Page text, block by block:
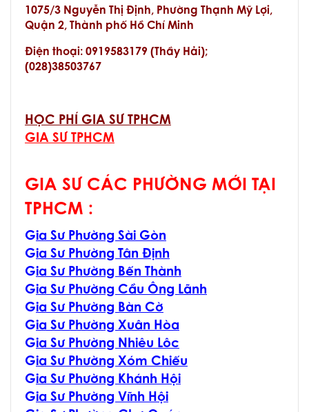
1075/3 Nguyễn Thị Định, Phường Thạnh Mỹ Lợi,
Quận 2, Thành phố Hồ Chí Minh
Điện thoại: 0919583179 (Thầy Hải);
(028)38503767
HỌC PHÍ GIA SƯ TPHCM
GIA SƯ TPHCM
GIA SƯ CÁC PHƯỜNG MỚI TẠI
TPHCM :
Gia Sư Phường Sài Gòn
Gia Sư Phường Tân Định
Gia Sư Phường Bến Thành
Gia Sư Phường Cầu Ông Lãnh
Gia Sư Phường Bàn Cờ
Gia Sư Phường Xuân Hòa
Gia Sư Phường Nhiêu Lôc
Gia Sư Phường Xóm Chiếu
Gia Sư Phường Khánh Hội
Gia Sư Phường Vĩnh Hội